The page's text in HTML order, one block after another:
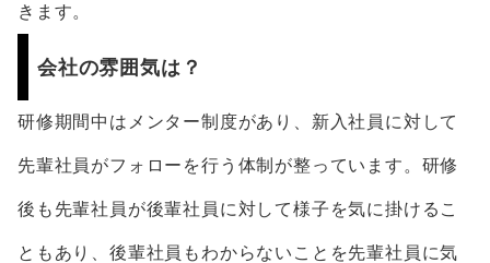
きます。
会社の雰囲気は？
研修期間中はメンター制度があり、新入社員に対して
先輩社員がフォローを行う体制が整っています。研修
後も先輩社員が後輩社員に対して様子を気に掛けるこ
ともあり、後輩社員もわからないことを先輩社員に気